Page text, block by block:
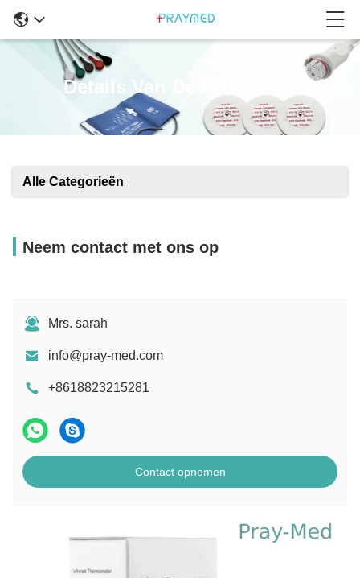
Details Van De Producten
Alle Categorieën
Neem contact met ons op
Mrs. sarah
info@pray-med.com
+8618823215281
Contact opnemen